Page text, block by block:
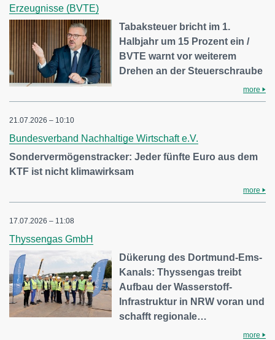
Erzeugnisse (BVTE)
Tabaksteuer bricht im 1.
Halbjahr um 15 Prozent ein /
BVTE warnt vor weiterem
Drehen an der Steuerschraube
more
21.07.2026 – 10:10
Bundesverband Nachhaltige Wirtschaft e.V.
Sondervermögenstracker: Jeder fünfte Euro aus dem
KTF ist nicht klimawirksam
more
17.07.2026 – 11:08
Thyssengas GmbH
Dükerung des Dortmund-Ems-
Kanals: Thyssengas treibt
Aufbau der Wasserstoff-
Infrastruktur in NRW voran und
schafft regionale…
more